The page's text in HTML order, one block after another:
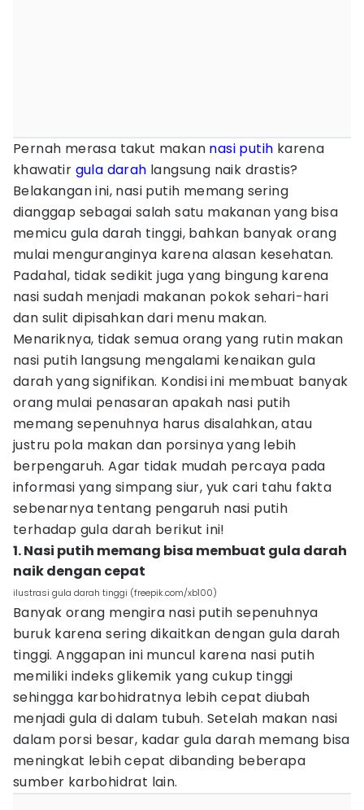
Pernah merasa takut makan nasi putih karena
khawatir gula darah langsung naik drastis?
Belakangan ini, nasi putih memang sering
dianggap sebagai salah satu makanan yang bisa
memicu gula darah tinggi, bahkan banyak orang
mulai menguranginya karena alasan kesehatan.
Padahal, tidak sedikit juga yang bingung karena
nasi sudah menjadi makanan pokok sehari-hari
dan sulit dipisahkan dari menu makan.
Menariknya, tidak semua orang yang rutin makan
nasi putih langsung mengalami kenaikan gula
darah yang signifikan. Kondisi ini membuat banyak
orang mulai penasaran apakah nasi putih
memang sepenuhnya harus disalahkan, atau
justru pola makan dan porsinya yang lebih
berpengaruh. Agar tidak mudah percaya pada
informasi yang simpang siur, yuk cari tahu fakta
sebenarnya tentang pengaruh nasi putih
terhadap gula darah berikut ini!
1. Nasi putih memang bisa membuat gula darah
naik dengan cepat
ilustrasi gula darah tinggi (freepik.com/xb100)
Banyak orang mengira nasi putih sepenuhnya
buruk karena sering dikaitkan dengan gula darah
tinggi. Anggapan ini muncul karena nasi putih
memiliki indeks glikemik yang cukup tinggi
sehingga karbohidratnya lebih cepat diubah
menjadi gula di dalam tubuh. Setelah makan nasi
dalam porsi besar, kadar gula darah memang bisa
meningkat lebih cepat dibanding beberapa
sumber karbohidrat lain.